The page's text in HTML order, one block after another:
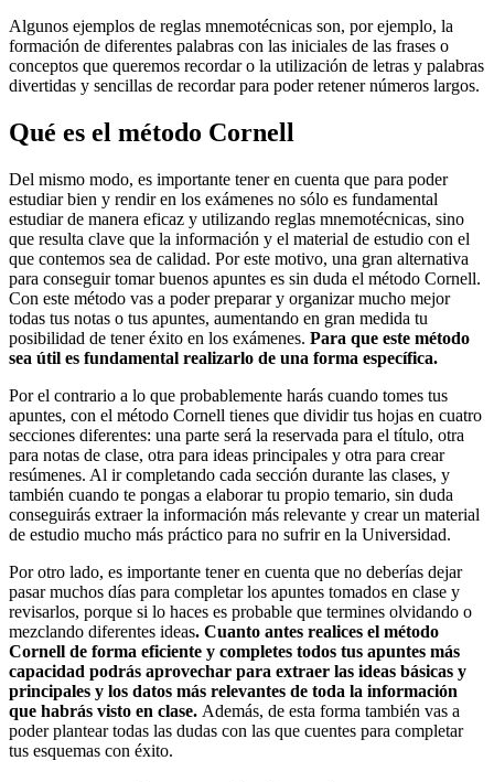
Algunos ejemplos de reglas mnemotécnicas son, por ejemplo, la
formación de diferentes palabras con las iniciales de las frases o
conceptos que queremos recordar o la utilización de letras y palabras
divertidas y sencillas de recordar para poder retener números largos.
Qué es el método Cornell
Del mismo modo, es importante tener en cuenta que para poder
estudiar bien y rendir en los exámenes no sólo es fundamental
estudiar de manera eficaz y utilizando reglas mnemotécnicas, sino
que resulta clave que la información y el material de estudio con el
que contemos sea de calidad. Por este motivo, una gran alternativa
para conseguir tomar buenos apuntes es sin duda el método Cornell.
Con este método vas a poder preparar y organizar mucho mejor
todas tus notas o tus apuntes, aumentando en gran medida tu
posibilidad de tener éxito en los exámenes. Para que este método
sea útil es fundamental realizarlo de una forma específica.
Por el contrario a lo que probablemente harás cuando tomes tus
apuntes, con el método Cornell tienes que dividir tus hojas en cuatro
secciones diferentes: una parte será la reservada para el título, otra
para notas de clase, otra para ideas principales y otra para crear
resúmenes. Al ir completando cada sección durante las clases, y
también cuando te pongas a elaborar tu propio temario, sin duda
conseguirás extraer la información más relevante y crear un material
de estudio mucho más práctico para no sufrir en la Universidad.
Por otro lado, es importante tener en cuenta que no deberías dejar
pasar muchos días para completar los apuntes tomados en clase y
revisarlos, porque si lo haces es probable que termines olvidando o
mezclando diferentes ideas. Cuanto antes realices el método
Cornell de forma eficiente y completes todos tus apuntes más
capacidad podrás aprovechar para extraer las ideas básicas y
principales y los datos más relevantes de toda la información
que habrás visto en clase. Además, de esta forma también vas a
poder plantear todas las dudas con las que cuentes para completar
tus esquemas con éxito.